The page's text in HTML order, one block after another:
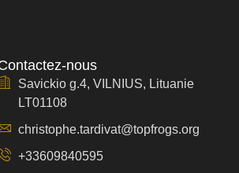
nous
Savickio g.4, VILNIUS, Lituanie
LT01108
christophe.tardivat@topfrogs.org
+33609840595